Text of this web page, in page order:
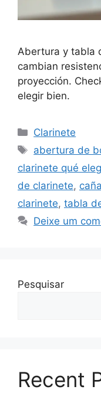
Abertura y tabla
cambian
proyección.
elegir bien.
Categorias
Clarinete
Tags
abertura de
clarinete qué
de clarinete,
clarinete, tabla
Deixe um
Pesquisar
Recent